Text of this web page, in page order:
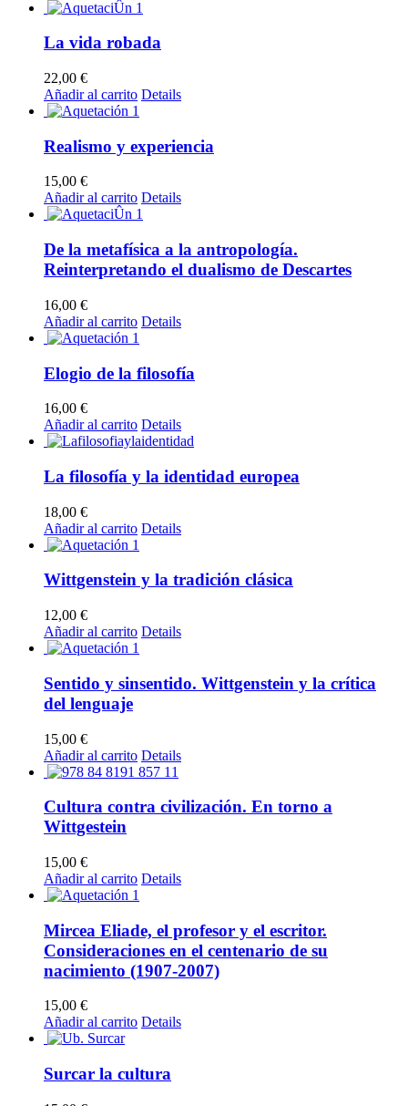
La vida robada
22,00 €
Añadir al carrito Details
Realismo y experiencia
15,00 €
Añadir al carrito Details
De la metafísica a la antropología.
Reinterpretando el dualismo de Descartes
16,00 €
Añadir al carrito Details
Elogio de la filosofía
16,00 €
Añadir al carrito Details
La filosofía y la identidad europea
18,00 €
Añadir al carrito Details
Wittgenstein y la tradición clásica
12,00 €
Añadir al carrito Details
Sentido y sinsentido. Wittgenstein y la crítica
del lenguaje
15,00 €
Añadir al carrito Details
Cultura contra civilización. En torno a
Wittgestein
15,00 €
Añadir al carrito Details
Mircea Eliade, el profesor y el escritor.
Consideraciones en el centenario de su
nacimiento (1907-2007)
15,00 €
Añadir al carrito Details
Surcar la cultura